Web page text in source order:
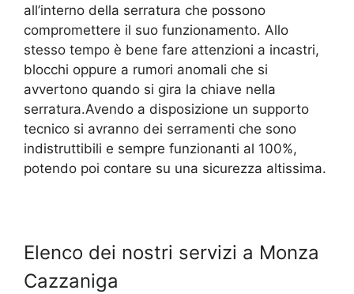
all’interno della serratura che possono
compromettere il suo funzionamento. Allo
stesso tempo è bene fare attenzioni a incastri,
blocchi oppure a rumori anomali che si
avvertono quando si gira la chiave nella
serratura.Avendo a disposizione un supporto
tecnico si avranno dei serramenti che sono
indistruttibili e sempre funzionanti al 100%,
potendo poi contare su una sicurezza altissima.
Elenco dei nostri servizi a Monza
Cazzaniga